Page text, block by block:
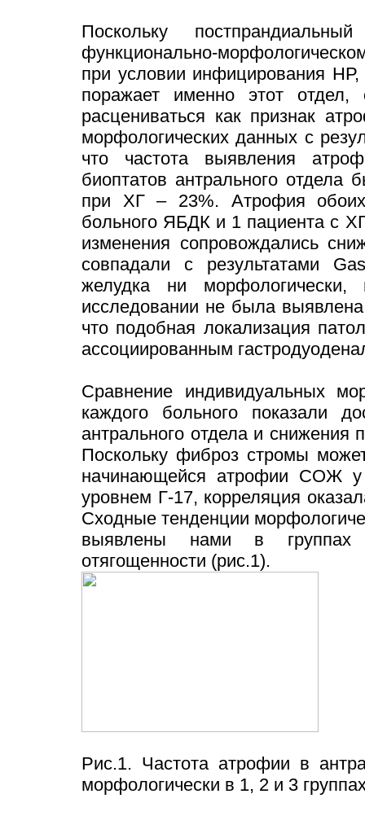
Поскольку
функционально-
при условии инфицирования НР,
поражает именно этот
расцениваться как признак
морфологических данных с
что частота выявления
биоптатов антрального
при ХГ – 23%. Атрофия
больного ЯБДК и 1 пациента с
изменения сопровождались
совпадали с результатами
желудка ни
исследовании не была
что подобная локализация
ассоциированным
Сравнение индивидуальных
каждого больного показали
антрального отдела и снижения
Поскольку фиброз стромы
начинающейся атрофии СОЖ у
уровнем Г-17, корреляция
Сходные тенденции
выявлены нами в группах
отягощенности (рис.1).
Рис.1. Частота атрофии в
морфологически в 1, 2 и 3